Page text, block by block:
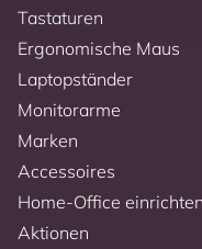
Tastaturen
Ergonomische Maus
Laptopständer
Monitorarme
Marken
Accessoires
Home-Office einrichten
Aktionen